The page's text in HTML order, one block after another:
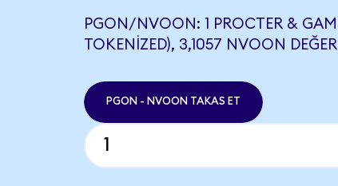
PGON/NVOON: 1 PROCTER &
TOKENIZED), 3,1057 NVOON
PGON - NVOON TAKAS ET